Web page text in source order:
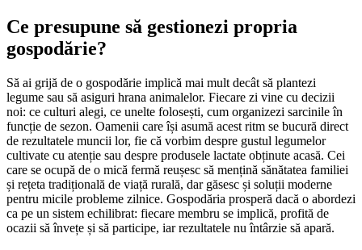
Ce presupune să gestionezi propria
gospodărie?
Să ai grijă de o gospodărie implică mai mult decât să plantezi
legume sau să asiguri hrana animalelor. Fiecare zi vine cu decizii
noi: ce culturi alegi, ce unelte folosești, cum organizezi sarcinile în
funcție de sezon. Oamenii care își asumă acest ritm se bucură direct
de rezultatele muncii lor, fie că vorbim despre gustul legumelor
cultivate cu atenție sau despre produsele lactate obținute acasă. Cei
care se ocupă de o mică fermă reușesc să mențină sănătatea familiei
și rețeta tradițională de viață rurală, dar găsesc și soluții moderne
pentru micile probleme zilnice. Gospodăria prosperă dacă o abordezi
ca pe un sistem echilibrat: fiecare membru se implică, profită de
ocazii să învețe și să participe, iar rezultatele nu întârzie să apară.